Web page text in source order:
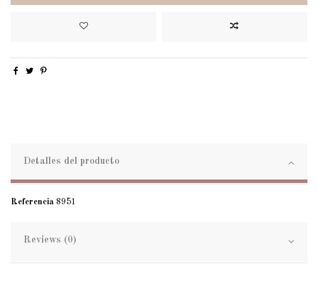
Detalles del producto
Referencia 8951
Reviews (0)